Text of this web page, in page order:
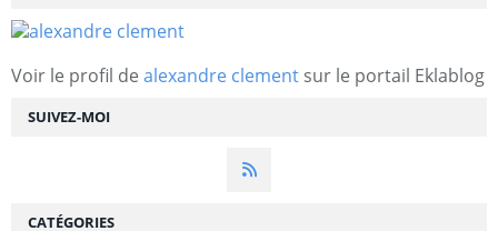
SUIVEZ-MOI
Voir le profil de alexandre clement sur le portail Eklablog
CATÉGORIES